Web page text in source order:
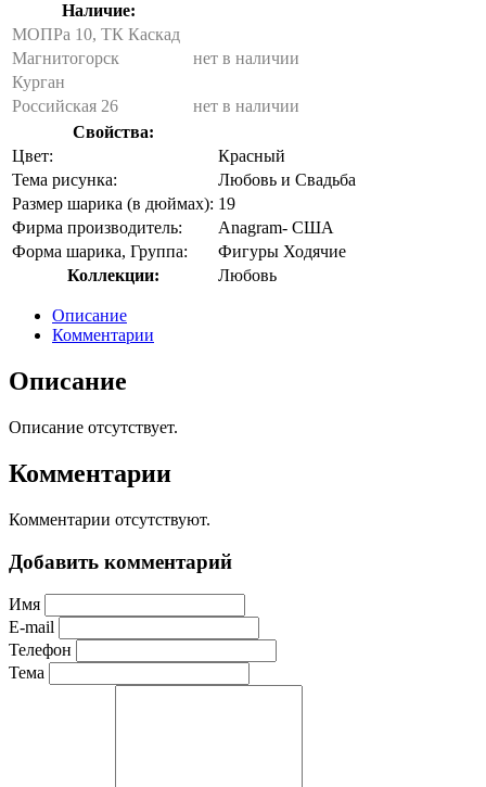
Наличие:
МОПРа 10, ТК Каскад
Магнитогорск
нет в наличии
Курган
Российская 26
нет в наличии
Свойства:
Цвет:
Красный
Тема рисунка:
Любовь и Свадьба
Размер шарика (в дюймах): 19
Фирма производитель:
Anagram- США
Форма шарика, Группа:
Фигуры Ходячие
Коллекции:
Любовь
Описание
Комментарии
Описание
Описание отсутствует.
Комментарии
Комментарии отсутствуют.
Добавить комментарий
Имя
E-mail
Телефон
Тема